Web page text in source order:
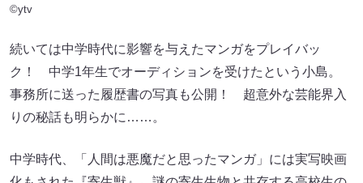
©ytv
続いては中学時代に影響を与えたマンガをプレイバッ
ク！ 中学1年生でオーディションを受けたという小島。
事務所に送った履歴書の写真も公開！ 超意外な芸能界入
りの秘話も明らかに……。
中学時代、「人間は悪魔だと思ったマンガ」には実写映画